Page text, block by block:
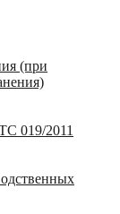
(при
019/2011